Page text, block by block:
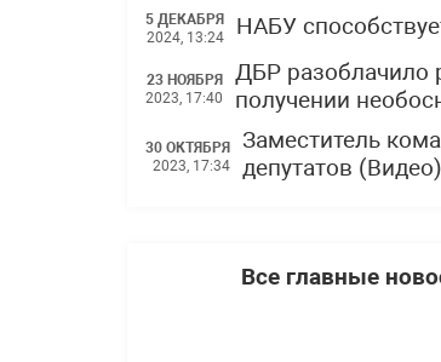
5 ДЕКАБРЯ
2024, 13:24
НАБУ
23 НОЯБРЯ
2023, 17:40
ДБР разоблачило
получении
30 ОКТЯБРЯ
2023, 17:34
Заместитель
депутатов (Видео)
Все главные